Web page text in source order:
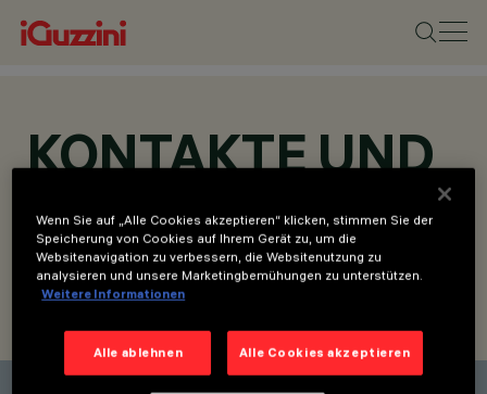
KONTAKTE UND
STANDORTE
KONTAKT SUCHEN ANFRAGE SENDEN
Wenn Sie auf „Alle Cookies akzeptieren“ klicken, stimmen Sie der
Speicherung von Cookies auf Ihrem Gerät zu, um die
Websitenavigation zu verbessern, die Websitenutzung zu
analysieren und unsere Marketingbemühungen zu unterstützen.
Weitere Informationen
Alle ablehnen Alle Cookies akzeptieren